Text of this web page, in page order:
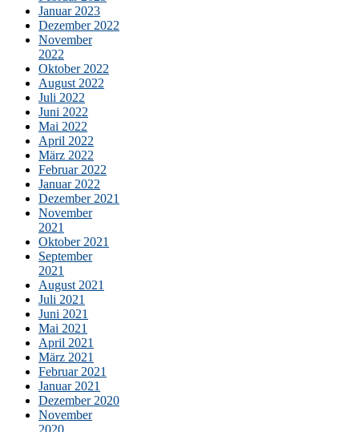
Januar 2023
Dezember 2022
November
2022
Oktober 2022
August 2022
Juli 2022
Juni 2022
Mai 2022
April 2022
März 2022
Februar 2022
Januar 2022
Dezember 2021
November
2021
Oktober 2021
September
2021
August 2021
Juli 2021
Juni 2021
Mai 2021
April 2021
März 2021
Februar 2021
Januar 2021
Dezember 2020
November